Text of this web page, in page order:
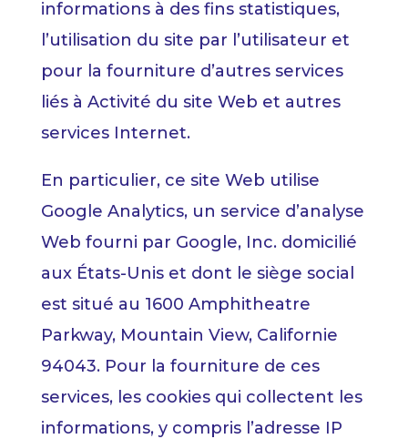
informations à des fins statistiques,
l’utilisation du site par l’utilisateur et
pour la fourniture d’autres services
liés à Activité du site Web et autres
services Internet.
En particulier, ce site Web utilise
Google Analytics, un service d’analyse
Web fourni par Google, Inc. domicilié
aux États-Unis et dont le siège social
est situé au 1600 Amphitheatre
Parkway, Mountain View, Californie
94043. Pour la fourniture de ces
services, les cookies qui collectent les
informations, y compris l’adresse IP